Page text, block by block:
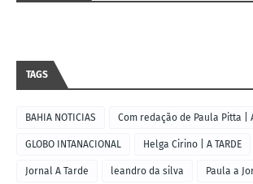
TAGS
BAHIA NOTICIAS Com redação de Paula Pitta |
GLOBO INTANACIONAL Helga Cirino | A TARDE
Jornal A Tarde leandro da silva Paula a